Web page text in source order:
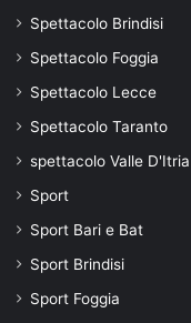
Spettacolo Brindisi
Spettacolo Foggia
Spettacolo Lecce
Spettacolo Taranto
spettacolo Valle D'Itria
Sport
Sport Bari e Bat
Sport Brindisi
Sport Foggia